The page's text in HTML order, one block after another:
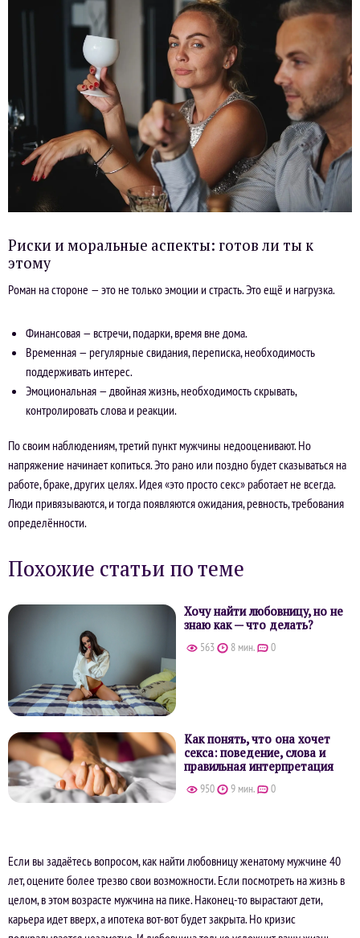
Риски и моральные аспекты: готов ли ты к
этому
Роман на стороне — это не только эмоции и страсть. Это ещё и нагрузка.
Финансовая — встречи, подарки, время вне дома.
Временная — регулярные свидания, переписка, необходимость
поддерживать интерес.
Эмоциональная — двойная жизнь, необходимость скрывать,
контролировать слова и реакции.
По своим наблюдениям, третий пункт мужчины недооценивают. Но
напряжение начинает копиться. Это рано или поздно будет сказываться на
работе, браке, других целях. Идея «это просто секс» работает не всегда.
Люди привязываются, и тогда появляются ожидания, ревность, требования
определённости.
Похожие статьи по теме
Хочу найти любовницу, но не
знаю как — что делать?
563 8 мин. 0
Как понять, что она хочет
секса: поведение, слова и
правильная интерпретация
950 9 мин. 0
Если вы задаётесь вопросом, как найти любовницу женатому мужчине 40
лет, оцените более трезво свои возможности. Если посмотреть на жизнь в
целом, в этом возрасте мужчина на пике. Наконец-то вырастают дети,
карьера идет вверх, а ипотека вот-вот будет закрыта. Но кризис